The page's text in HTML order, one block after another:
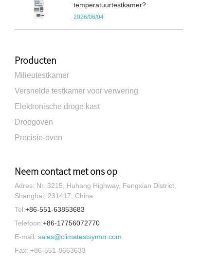
temperatuurtestkamer?
2026/06/04
Producten
Milieutestkamer
Versnelde testkamer voor verwering
Elektronische droge kast
Droogoven
Precisie-oven
Neem contact met ons op
Adres: Nr. 3215, Huhang Highway, Fengxian District,
Shanghai, 231417, China
Tel:+86-551-63853683
Telefoon:+86-17756072770
E-mail: sales@climatestsymor.com
Fax: +86-551-8663633